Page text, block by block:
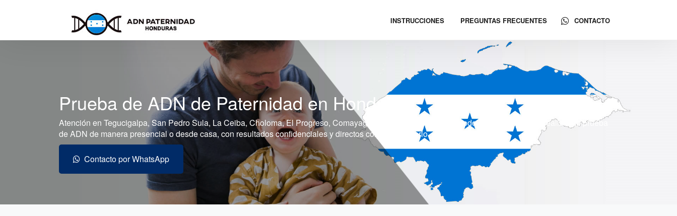
INSTRUCCIONES PREGUNTAS FRECUENTES CONTACTO
Prueba de ADN de Paternidad en Honduras
Atención en Tegucigalpa, San Pedro Sula, La Ceiba, Choloma, El Progreso, Comayagua, Puerto Cortés, Danlí y todo Honduras. Puede realizar su prueba
de ADN de manera presencial o desde casa, con resultados confidenciales y directos con el laboratorio.
Contacto por WhatsApp